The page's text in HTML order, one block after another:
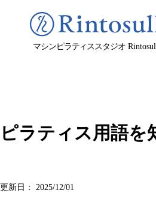
マシンピラティススタジオ
ピラティス用語を
更新日： 2025/12/01